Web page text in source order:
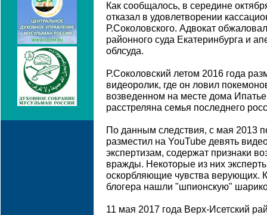
Как сообщалось, в середине
отказал в удовлетворении
Р.Соколовского. Адвокат
районного суда Екатеринбурга и
облсуда.
Р.Соколовский летом 2016 года
видеоролик, где он ловил
возведенном на месте дома
расстреляна семья последнего
По данным следствия, с мая 2013
разместил на YouTube девять
экспертизам, содержат признаки
вражды. Некоторые из них
оскорбляющие чувства верующих.
блогера нашли "шпионскую"
11 мая 2017 года Верх-Исетский